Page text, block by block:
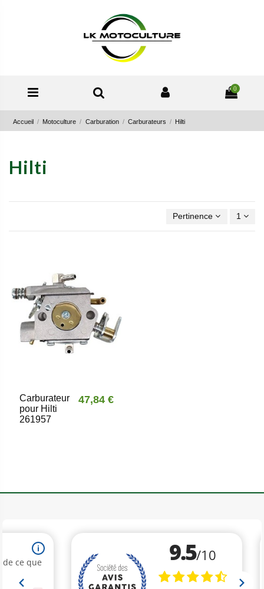
0
Accueil Motoculture Carburation Carburateurs Hilti
Hilti
Pertinence 1
Carburateur
pour Hilti
261957
47,84 €